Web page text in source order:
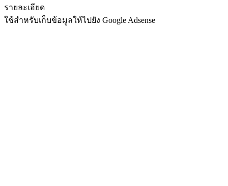
รายละเอียด
ใช้สำหรับเก็บข้อมูลให้ไปยัง Google Adsense